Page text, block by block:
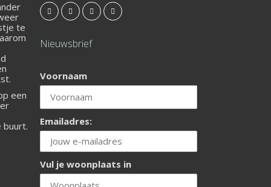
te
een
buurt.
Nieuwsbrief
Voornaam
Emailadres:
Vul je woonplaats in